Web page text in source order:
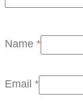
Name *
Email *